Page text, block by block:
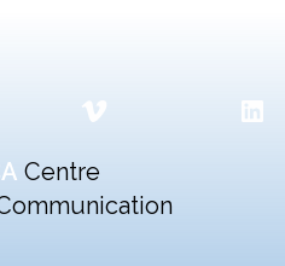
Vimeo
Centre